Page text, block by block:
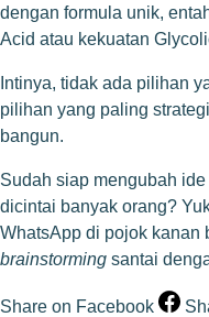
dengan formula unik,
Acid atau kekuatan
Intinya, tidak ada pilihan
pilihan yang paling
bangun.
Sudah siap mengubah
dicintai banyak orang?
WhatsApp di pojok kanan
brainstorming santai
Share on Facebook